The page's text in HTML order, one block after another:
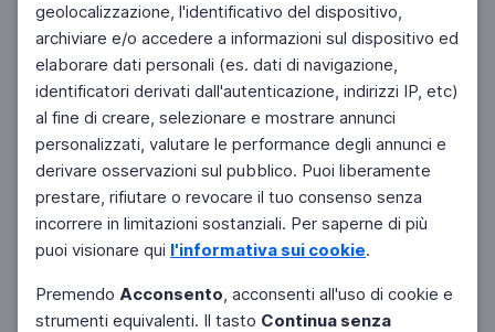
geolocalizzazione, l'identificativo del dispositivo,
archiviare e/o accedere a informazioni sul dispositivo ed
elaborare dati personali (es. dati di navigazione,
identificatori derivati dall'autenticazione, indirizzi IP, etc)
al fine di creare, selezionare e mostrare annunci
personalizzati, valutare le performance degli annunci e
derivare osservazioni sul pubblico. Puoi liberamente
prestare, rifiutare o revocare il tuo consenso senza
incorrere in limitazioni sostanziali. Per saperne di più
puoi visionare qui l'informativa sui cookie.
Premendo Acconsento, acconsenti all'uso di cookie e
strumenti equivalenti. Il tasto Continua senza